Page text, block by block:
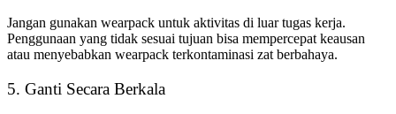
Jangan gunakan wearpack untuk aktivitas di luar tugas kerja.
Penggunaan yang tidak sesuai tujuan bisa mempercepat keausan
atau menyebabkan wearpack terkontaminasi zat berbahaya.
5. Ganti Secara Berkala